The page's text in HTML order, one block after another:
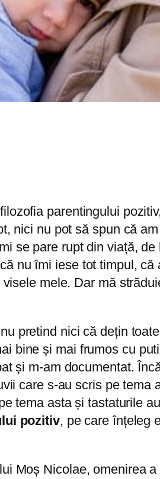
parentingului
nici nu pot să spun că
se pare rupt din viață,
nu îmi iese tot timpul,
mele. Dar mă
pretind nici că dețin
bine și mai frumos cu
și m-am documentat.
care s-au scris pe
tema asta și tastaturile
pozitiv, pe care înțeleg
Moș Nicolae, omenirea